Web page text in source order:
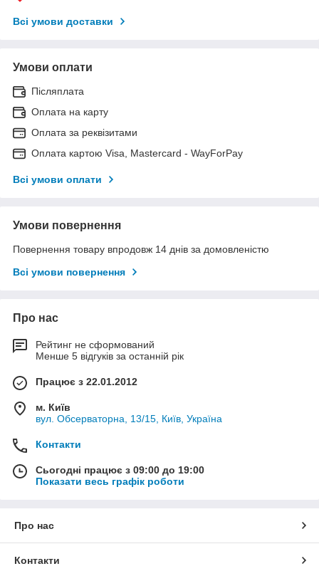
Всі умови доставки
Умови оплати
Післяплата
Оплата на карту
Оплата за реквізитами
Оплата картою Visa, Mastercard - WayForPay
Всі умови оплати
Умови повернення
Повернення товару впродовж 14 днів за домовленістю
Всі умови повернення
Про нас
Рейтинг не сформований
Менше 5 відгуків за останній рік
Працює з 22.01.2012
м. Київ
вул. Обсерваторна, 13/15, Київ, Україна
Контакти
Сьогодні працює з 09:00 до 19:00
Показати весь графік роботи
Про нас
Контакти